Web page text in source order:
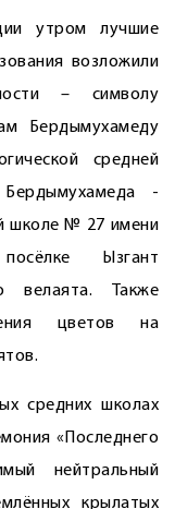
утром лучшие
возложили
– символу
Бердымухамеду
средней
Бердымухамеда
школе № 27 имени
Ызгант
велаята. Также
цветов на
средних школах
«Последнего
нейтральный
крылатых